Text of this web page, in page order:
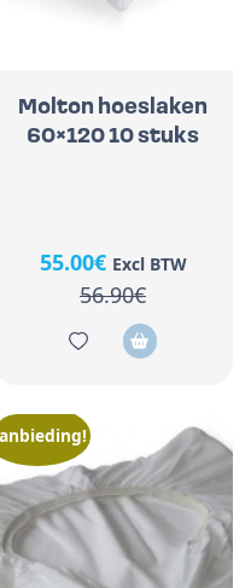
Molton hoeslaken
60×120 10 stuks
55.00€ Excl BTW
56.90€